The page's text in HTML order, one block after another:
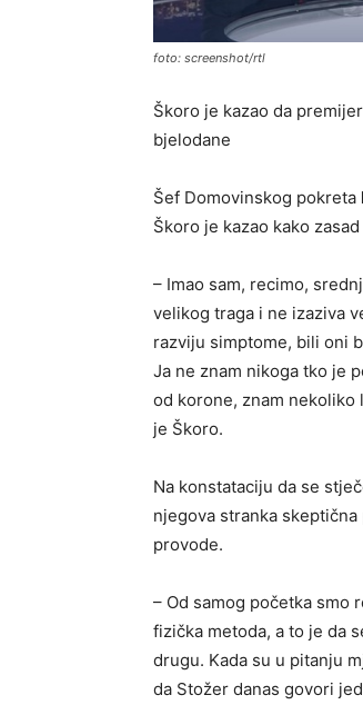
foto: screenshot/rtl
Škoro je kazao da
bjelodane
Šef Domovinskog pokreta
Škoro je kazao kako
– Imao sam, recimo,
velikog traga i ne izaziva
razviju simptome, bili oni
Ja ne znam nikoga tko je
od korone, znam nekoliko
je Škoro.
Na konstataciju da se
njegova stranka
provode.
– Od samog početka smo
fizička metoda, a to je da
drugu. Kada su u pitanju
da Stožer danas govori